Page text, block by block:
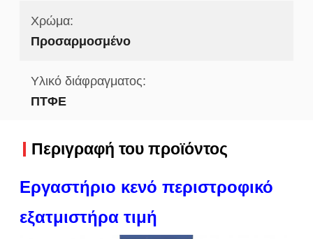
Χρώμα:
Προσαρμοσμένο
Υλικό διάφραγματος:
ΠΤΦΕ
Περιγραφή του προϊόντος
Εργαστήριο κενό περιστροφικό
εξατμιστήρα τιμή